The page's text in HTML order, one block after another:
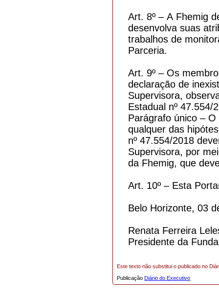
Art. 8º – A Fhemig
desenvolva suas
trabalhos de
Parceria.
Art. 9º – Os
declaração de
Supervisora,
Estadual nº 47.554/
Parágrafo único –
qualquer das
nº 47.554/2018
Supervisora, por
da Fhemig, que
Art. 10º – Esta
Belo Horizonte, 03
Renata Ferreira
Presidente da
Este texto não substitui o publicado no
PublicaçãoDiário do Executivo